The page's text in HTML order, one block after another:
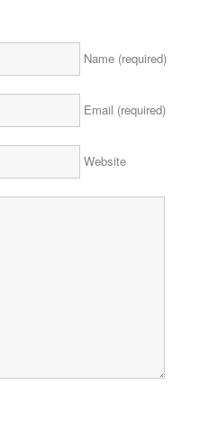
Name (required)
Email (required)
Website